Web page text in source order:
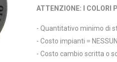
ATTENZIONE: I COLORI
- Quantitativo minimo di
- Costo impianti =
- Costo cambio scritta o